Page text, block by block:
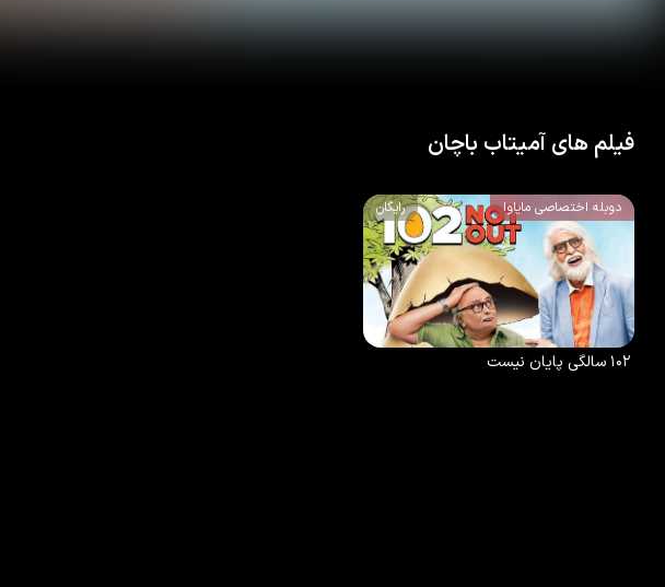
فیلم های آمیتاب باچان
دوبله اختصاصی مایاوا رایگان
2018
89%
7.4/10
۱۰۲ سالگی پایان نیست